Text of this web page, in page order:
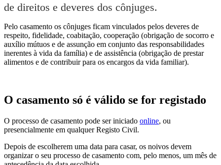
de direitos e deveres dos cônjuges.
Pelo casamento os cônjuges ficam vinculados pelos deveres de
respeito, fidelidade, coabitação, cooperação (obrigação de socorro e
auxílio mútuos e de assunção em conjunto das responsabilidades
inerentes à vida da família) e de assistência (obrigação de prestar
alimentos e de contribuir para os encargos da vida familiar).
O casamento só é válido se for registado
O processo de casamento pode ser iniciado online, ou
presencialmente em qualquer Registo Civil.
Depois de escolherem uma data para casar, os noivos devem
organizar o seu processo de casamento com, pelo menos, um mês de